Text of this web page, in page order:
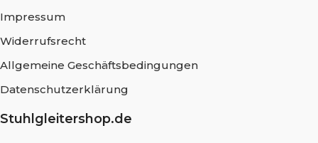
Impressum
Widerrufsrecht
Allgemeine Geschäftsbedingungen
Datenschutzerklärung
Stuhlgleitershop.de